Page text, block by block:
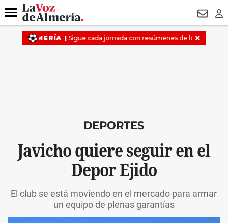
DESTACADO MANUEL
Menú
DEPORTES
Javicho quiere seguir en el
Depor Ejido
El club se está moviendo en el mercado para armar
un equipo de plenas garantías